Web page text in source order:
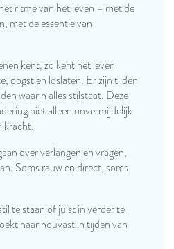
ritme van het leven – met de
met de essentie van
kent, zo kent het leven
oogst en loslaten. Er zijn tijden
waarin alles stilstaat. Deze
niet alleen onvermijdelijk
kracht.
over verlangen en vragen,
Soms rauw en direct, soms
te staan of juist in verder te
naar houvast in tijden van